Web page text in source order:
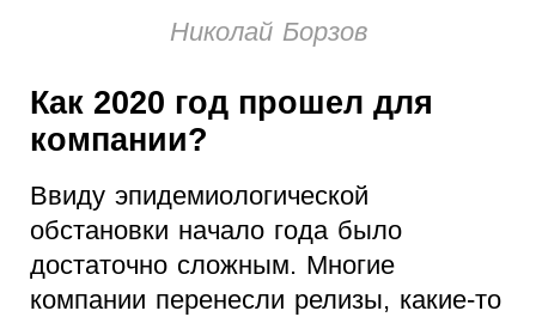
Николай Борзов
Как 2020 год прошел для
компании?
Ввиду эпидемиологической
обстановки начало года было
достаточно сложным. Многие
компании перенесли релизы, какие-то